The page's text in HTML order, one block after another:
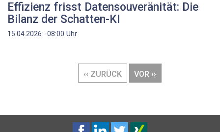
Effizienz frisst Datensouveränität: Die
Bilanz der Schatten-KI
15.04.2026 - 08:00 Uhr
VORHERIGE
‹‹ ZURÜCK
NÄCHSTE
VOR ››